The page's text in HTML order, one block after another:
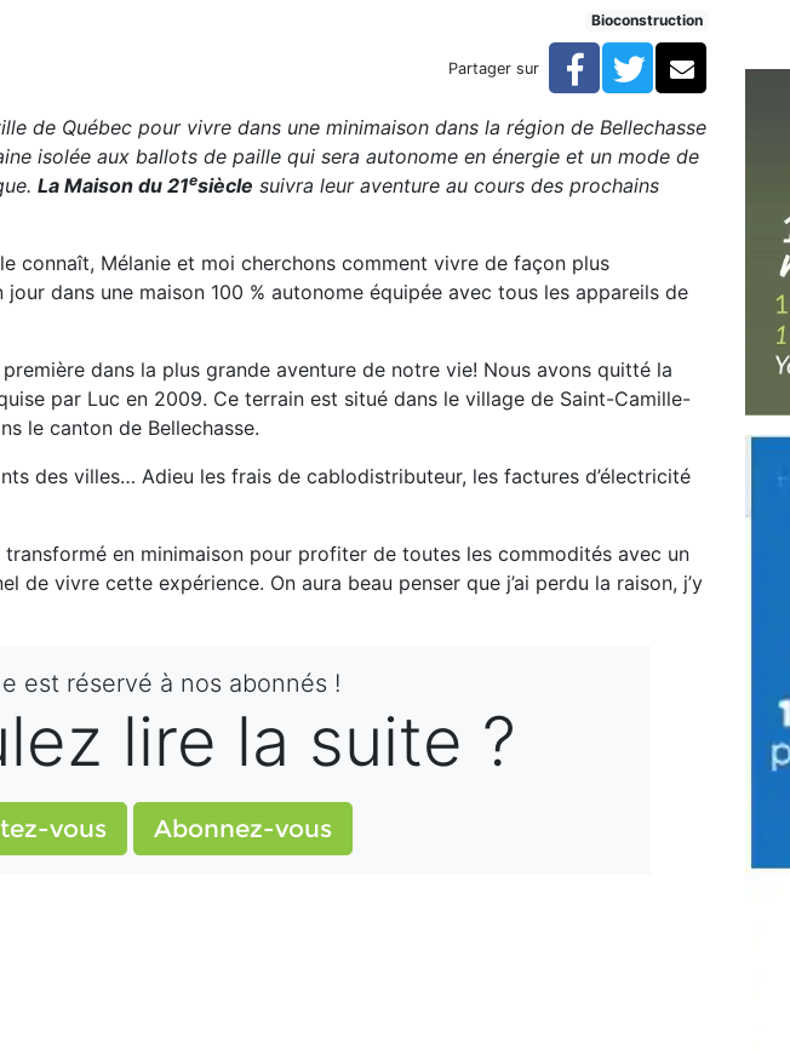
et alimentaire (Réservé)
Bioconstruction
Partager sur Facebook
TwitterCourriel
de Québec pour vivre dans une minimaison dans la région de Bellechasse
isolée aux ballots de paille qui sera autonome en énergie et un mode de
La Maison du 21esiècle suivra leur aventure au cours des prochains
connaît, Mélanie et moi cherchons comment vivre de façon plus
dans une maison 100 % autonome équipée avec tous les appareils de
dans la plus grande aventure de notre vie! Nous avons quitté la
par Luc en 2009. Ce terrain est situé dans le village de Saint-Camille-
le canton de Bellechasse.
des villes… Adieu les frais de cablodistributeur, les factures d’électricité
transformé en minimaison pour profiter de toutes les commodités avec un
de vivre cette expérience. On aura beau penser que j’ai perdu la raison, j’y
est réservé à nos abonnés !
lire la suite ?
vous Abonnez-vous